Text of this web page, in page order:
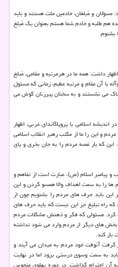
و مُبلغان، خادمین ملت هستند و باید
هم طلبه و خادم شما هستم بعنوان یك مُبلغ
بشنوم.
داشت: همه ما در هرمرتبه و مقامی، مُبلغ
با آن مقام و مرتبه عظیم، زمانی كه مسئول
می نشستند و به سخنان پیرزنان گوش می
اندیشه اسلامی با پروپاگاندای غربی، اظهار
و این را ما از مكتب رهبر انقلاب اسلامی
كه بار غصه مردم را به جان بخری و پای
و پیامبر اسلام (ص)، عبارت است از تفاهم و
را به سمت اهدافِ والا همسو كردن و این
این باید حرف های مردم را بشنویم چون از
راه تبلیغ جز این نیست كه باید حرف های
مسئولی كه فكر و ذهنش مشكلات مردم
های دیگر از مردم وارد می شود نداشته
باز كند.
گرفت آنوقت خود مردم به میدان می آیند و
به سمت وسوی درستی برود اما در نهایت